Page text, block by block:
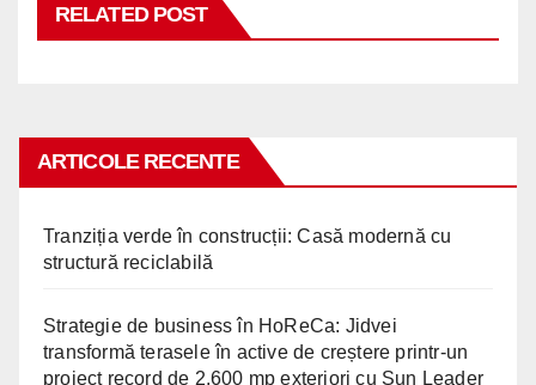
RELATED POST
ARTICOLE RECENTE
Tranziția verde în construcții: Casă modernă cu
structură reciclabilă
Strategie de business în HoReCa: Jidvei
transformă terasele în active de creștere printr-un
proiect record de 2.600 mp exteriori cu Sun Leader